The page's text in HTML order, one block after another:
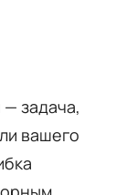
задача,
вашего